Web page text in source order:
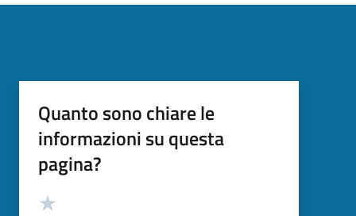
Quanto sono chiare le
informazioni su questa
pagina?
Valutazione